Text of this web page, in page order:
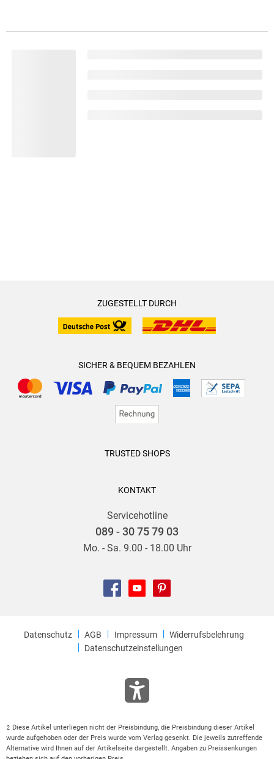
ZUGESTELLT DURCH
SICHER & BEQUEM BEZAHLEN
TRUSTED SHOPS
KONTAKT
Servicehotline
089 - 30 75 79 03
Mo. - Sa. 9.00 - 18.00 Uhr
Datenschutz AGB Impressum
Widerrufsbelehrung
Datenschutzeinstellungen
2
Diese Artikel unterliegen nicht der Preisbindung, die Preisbindung dieser Artikel
wurde aufgehoben oder der Preis wurde vom Verlag gesenkt. Die jeweils zutreffende
Alternative wird Ihnen auf der Artikelseite dargestellt. Angaben zu Preissenkungen